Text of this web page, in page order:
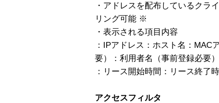
・アドレスを配布しているクラ
リング可能 ※
・表示される項目内容
：IPアドレス：ホスト名：MAC
要）：利用者名（事前登録必要）
：リース開始時間：リース終了
アクセスフィルタ